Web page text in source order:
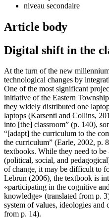
niveau secondaire
Article body
Digital shift in the
At the turn of the new
technological changes by
One of the most significant
initiative of the Eastern
they widely distributed one
laptops (Karsenti and Collins,
into [the] classroom” (p. 140),
“[adapt] the curriculum to the
the curriculum” (Earle, 2002, p.
textbooks. While they need to
(political, social, and
of change, it may be difficult to
Lebrun (2006), the textbook is
«participating in the cognitive
knowledge» (translated from p.
system of values, ideologies and
from p. 14).